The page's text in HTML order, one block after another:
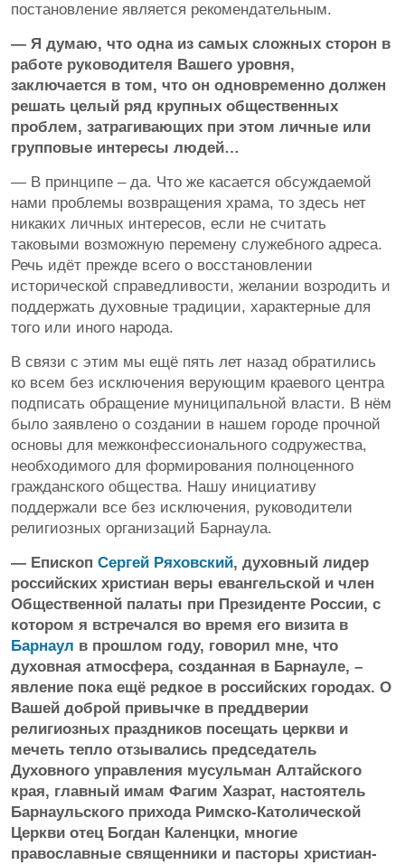
постановление является рекомендательным.
— Я думаю, что одна из самых сложных сторон в
работе руководителя Вашего уровня,
заключается в том, что он одновременно должен
решать целый ряд крупных общественных
проблем, затрагивающих при этом личные или
групповые интересы людей…
— В принципе – да. Что же касается обсуждаемой
нами проблемы возвращения храма, то здесь нет
никаких личных интересов, если не считать
таковыми возможную перемену служебного адреса.
Речь идёт прежде всего о восстановлении
исторической справедливости, желании возродить и
поддержать духовные традиции, характерные для
того или иного народа.
В связи с этим мы ещё пять лет назад обратились
ко всем без исключения верующим краевого центра
подписать обращение муниципальной власти. В нём
было заявлено о создании в нашем городе прочной
основы для межконфессионального содружества,
необходимого для формирования полноценного
гражданского общества. Нашу инициативу
поддержали все без исключения, руководители
религиозных организаций Барнаула.
— Епископ Сергей Ряховский, духовный лидер
российских христиан веры евангельской и член
Общественной палаты при Президенте России, с
котором я встречался во время его визита в
Барнаул в прошлом году, говорил мне, что
духовная атмосфера, созданная в Барнауле, –
явление пока ещё редкое в российских городах. О
Вашей доброй привычке в преддверии
религиозных праздников посещать церкви и
мечеть тепло отзывались председатель
Духовного управления мусульман Алтайского
края, главный имам Фагим Хазрат, настоятель
Барнаульского прихода Римско-Католической
Церкви отец Богдан Каленцки, многие
православные священники и пасторы христиан-